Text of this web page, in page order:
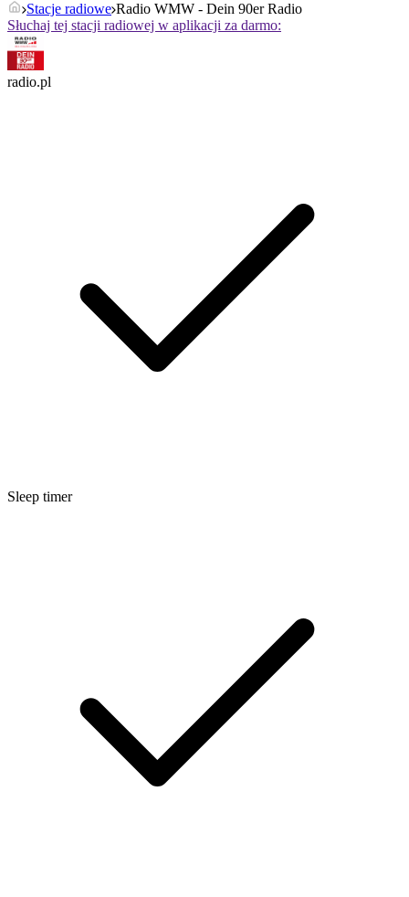
Stacje radiowe Radio WMW - Dein 90er Radio
Słuchaj tej stacji radiowej w aplikacji za darmo:
radio.pl
Sleep timer